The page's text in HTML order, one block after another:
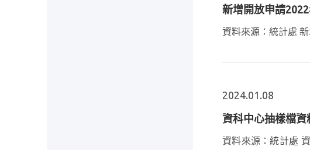
新增開放申請
資料來源：統計處
2024.01.08
資科中心抽樣檔資
資料來源：統計處